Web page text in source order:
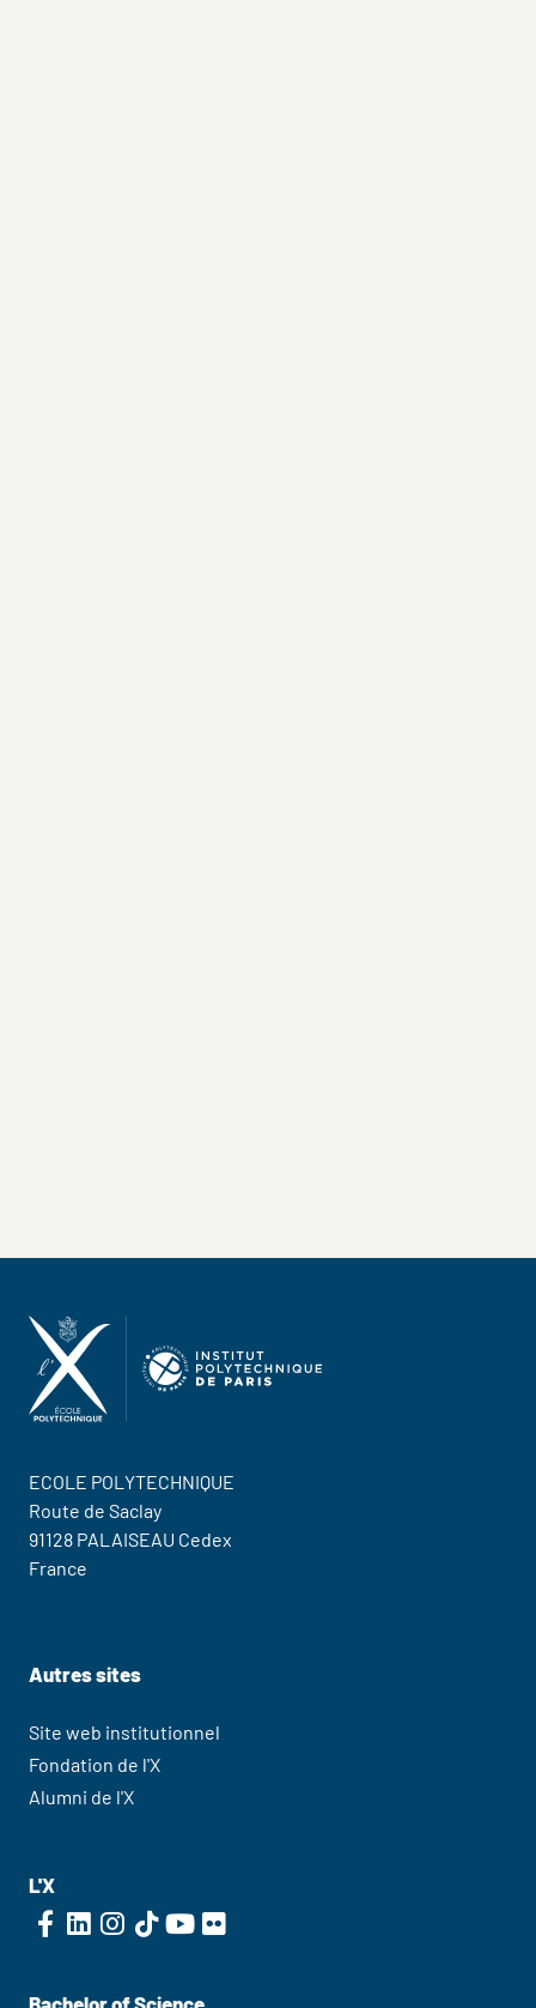
ECOLE POLYTECHNIQUE
Route de Saclay
91128 PALAISEAU Cedex
France
Autres sites
Site web institutionnel
Fondation de l'X
Alumni de l'X
L'X